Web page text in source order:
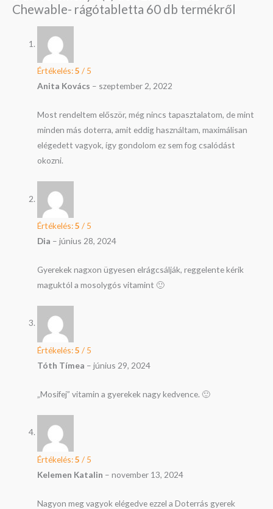
Chewable- rágótabletta 60 db termékről
Értékelés:5 / 5
Anita Kovács – szeptember 2, 2022
Most rendeltem először, még nincs tapasztalatom, de mint
minden más doterra, amit eddig használtam, maximálisan
elégedett vagyok, így gondolom ez sem fog csalódást
okozni.
Értékelés:5 / 5
Dia – június 28, 2024
Gyerekek nagxon ügyesen elrágcsálják, reggelente kérik
maguktól a mosolygós vitamint 🙂
Értékelés:5 / 5
Tóth Tímea – június 29, 2024
„Mosifej” vitamin a gyerekek nagy kedvence. 🙂
Értékelés:5 / 5
Kelemen Katalin – november 13, 2024
Nagyon meg vagyok elégedve ezzel a Doterrás gyerek